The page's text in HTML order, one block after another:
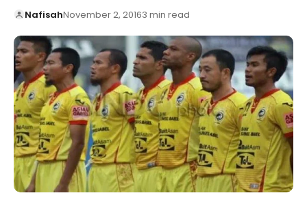
NafisahNovember 2, 20163 min read